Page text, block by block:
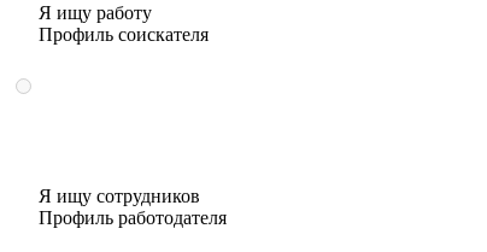
Я ищу работу
Профиль соискателя
Я ищу сотрудников
Профиль работодателя